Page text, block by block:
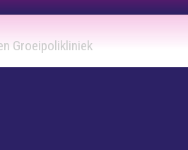
Groeipolikliniek